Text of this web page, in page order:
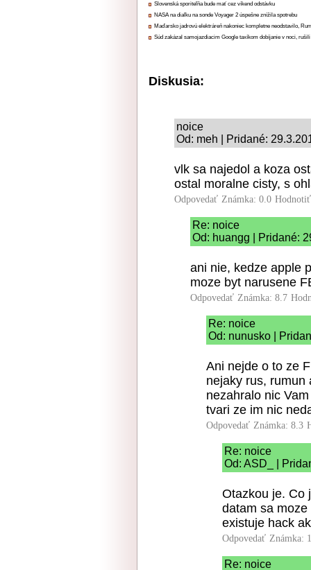
Slovenská sporiteľňa bude mať cez víkend odstávku
NASA na diaľku na sonde Voyager 2 úspešne znížila spotrebu
Maďarsko jadrovú elektráreň nakoniec kompletne neodstavilo,
Súd zakázal samojazdiacim Google taxíkom dobíjanie v noci,
Diskusia:
noice
Od: meh | Pridané:
vlk sa najedol a koza
ostal moralne cisty, s
Odpovedať Známka: 0.0
Re: noice
Od: huangg | Pridané:
ani nie, kedze apple
moze byt narusene
Odpovedať Známka: 8.7
Re: noice
Od: nunusko |
Ani nejde o to ze
nejaky rus, rumun
nezahralo nic
tvari ze im nic
Odpovedať Známka: 8.3
Re: noice
Od: ASD_ |
Otazkou je. Co
datam sa
existuje hack
Odpovedať Známka:
Re: noice